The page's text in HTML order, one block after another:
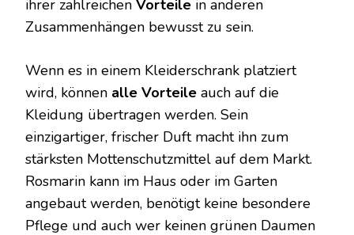
ihrer zahlreichen Vorteile in anderen
Zusammenhängen bewusst zu sein.
Wenn es in einem Kleiderschrank platziert
wird, können alle Vorteile auch auf die
Kleidung übertragen werden. Sein
einzigartiger, frischer Duft macht ihn zum
stärksten Mottenschutzmittel auf dem Markt.
Rosmarin kann im Haus oder im Garten
angebaut werden, benötigt keine besondere
Pflege und auch wer keinen grünen Daumen